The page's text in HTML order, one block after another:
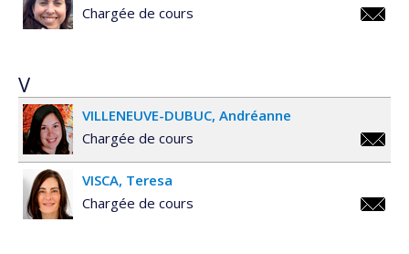
Chargée de cours
V
VILLENEUVE-DUBUC Andréanne
Chargée de cours
VISCA Teresa
Chargée de cours